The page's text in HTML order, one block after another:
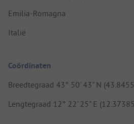
Emilia-Romagna
Italië
Coördinaten
Breedtegraad 43° 50' 43" N
Lengtegraad 12° 22' 25" E